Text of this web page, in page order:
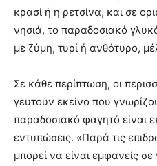
κρασί ή η ρετσίνα, και σε
νησιά, το παραδοσιακό
με ζύμη, τυρί ή ανθότυρο,
Σε κάθε περίπτωση, οι
γευτούν εκείνο που
παραδοσιακό φαγητό είναι
εντυπώσεις. «Παρά τις
μπορεί να είναι εμφανείς